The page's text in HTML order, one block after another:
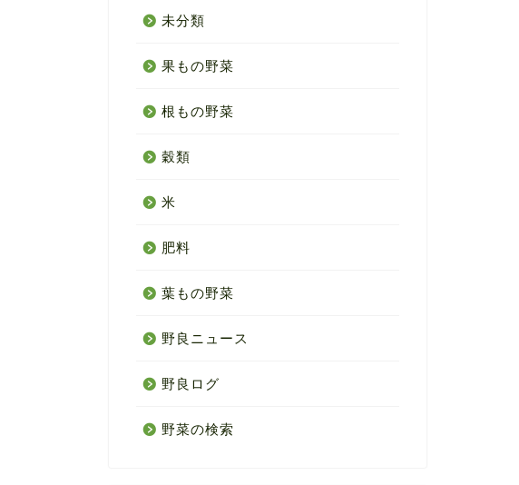
未分類
果もの野菜
根もの野菜
穀類
米
肥料
葉もの野菜
野良ニュース
野良ログ
野菜の検索